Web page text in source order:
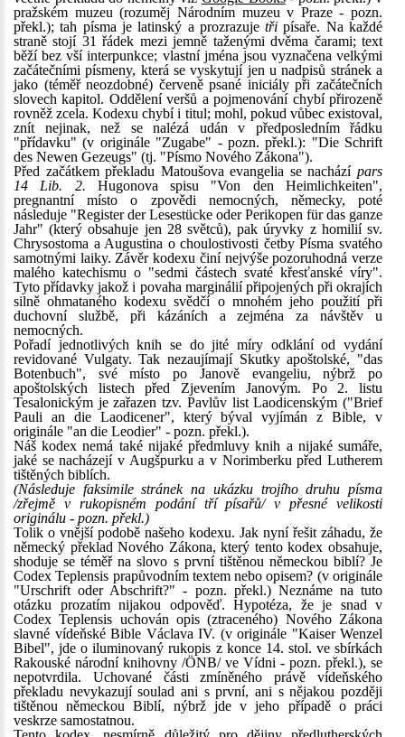
pražském muzeu (rozuměj Národním muzeu v Praze - pozn.
překl.); tah písma je latinský a prozrazujetřipísaře. Na každé
straně stojí 31 řádek mezi jemně taženými dvěma čarami; text
běží bez vší interpunkce; vlastní jména jsou vyznačena velkými
začátečními písmeny, která se vyskytují jen u nadpisů stránek a
jako (téměř neozdobné) červeně psané iniciály při začátečních
slovech kapitol. Oddělení veršů a pojmenování chybí přirozeně
rovněž zcela. Kodexu chybí i titul; mohl, pokud vůbec existoval,
znít nejinak, než se nalézá udán v předposledním řádku
"přídavku" (v originále "Zugabe" - pozn. překl.): "Die Schrift
des Newen Gezeugs" (tj. "Písmo Nového Zákona").
Před začátkem překladu Matoušova evangelia se nachází pars
14 Lib. 2. Hugonova spisu "Von den Heimlichkeiten",
pregnantní místo o zpovědi nemocných, německy, poté
následuje "Register der Lesestücke oder Perikopen für das ganze
Jahr" (který obsahuje jen 28 světců), pak úryvky z homilií sv.
Chrysostoma a Augustina o choulostivosti četby Písma svatého
samotnými laiky. Závěr kodexu činí nejvýše pozoruhodná verze
malého katechismu o "sedmi částech svaté křesťanské víry".
Tyto přídavky jakož i povaha marginálií připojených při okrajích
silně ohmataného kodexu svědčí o mnohém jeho použití při
duchovní službě, při kázáních a zejména za návštěv u
nemocných.
Pořadí jednotlivých knih se do jité míry odklání od vydání
revidované Vulgaty. Tak nezaujímají Skutky apoštolské, "das
Botenbuch", své místo po Janově evangeliu, nýbrž po
apoštolských listech před Zjevením Janovým. Po 2. listu
Tesalonickým je zařazen tzv. Pavlův list Laodicenským ("Brief
Pauli an die Laodicener", který býval vyjímán z Bible, v
originále "an die Leodier" - pozn. překl.).
Náš kodex nemá také nijaké předmluvy knih a nijaké sumáře,
jaké se nacházejí v Augšpurku a v Norimberku před Lutherem
tištěných biblích.
(Následuje faksimile stránek na ukázku trojího druhu písma
/zřejmě v rukopisném podání tří písařů/ v přesné velikosti
originálu - pozn. překl.)
Tolik o vnější podobě našeho kodexu. Jak nyní řešit záhadu, že
německý překlad Nového Zákona, který tento kodex obsahuje,
shoduje se téměř na slovo s první tištěnou německou biblí? Je
Codex Teplensis prapůvodním textem nebo opisem? (v originále
"Urschrift oder Abschrift?" - pozn. překl.) Neznáme na tuto
otázku prozatím nijakou odpověď. Hypotéza, že je snad v
Codex Teplensis uchován opis (ztraceného) Nového Zákona
slavné vídeňské Bible Václava IV. (v originále "Kaiser Wenzel
Bibel", jde o iluminovaný rukopis z konce 14. stol. ve sbírkách
Rakouské národní knihovny /ÖNB/ ve Vídni - pozn. překl.), se
nepotvrdila. Uchované části zmíněného právě vídeňského
překladu nevykazují soulad ani s první, ani s nějakou později
tištěnou německou Biblí, nýbrž jde v jeho případě o práci
veskrze samostatnou.